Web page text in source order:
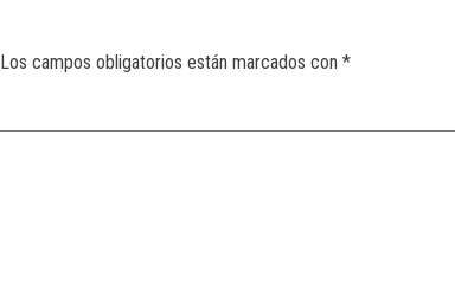
Los campos obligatorios están marcados con *